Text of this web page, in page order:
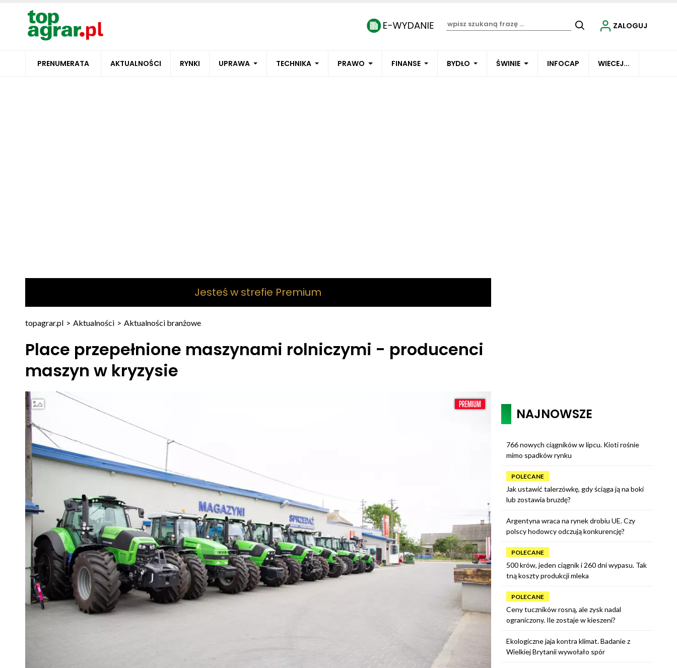
PRENUMERATA AKTUALNOŚCI RYNKI UPRAWA TECHNIKA PRAWO FINANSE BYDŁO ŚWINIE INFOCAP WIECEJ...
ZALOGUJ
Jesteś w strefie Premium
topagrar.pl > Aktualności > Aktualności branżowe
Place przepełnione maszynami rolniczymi - producenci
maszyn w kryzysie
NAJNOWSZE
766 nowych ciągników w lipcu. Kioti rośnie
mimo spadków rynku
POLECANE
Jak ustawić talerzówkę, gdy ściąga ją na boki
lub zostawia bruzdę?
Argentyna wraca na rynek drobiu UE. Czy
polscy hodowcy odczują konkurencję?
POLECANE
500 krów, jeden ciągnik i 260 dni wypasu. Tak
tną koszty produkcji mleka
POLECANE
Ceny tuczników rosną, ale zysk nadal
ograniczony. Ile zostaje w kieszeni?
Ekologiczne jaja kontra klimat. Badanie z
Wielkiej Brytanii wywołało spór